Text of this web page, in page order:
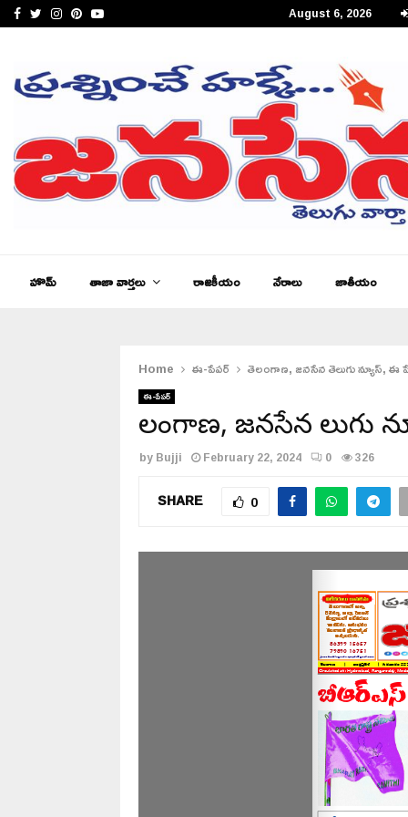
Facebook
Twitter
Instagram
Pinterest
Youtube August 6, 2026
జనసేన తెలుగు న్యూస్ ఆంధ్రప్రదేశ్ ఈ – పేపర్,…
హొమ్ తాజా వార్తలు రాజకీయం నేరాలు జాతీయం
Home ఈ-పేపర్ తెలంగాణ, జనసేన తెలుగు న్యూస్, ఈ
ఈ-పేపర్
తెలంగాణ, జనసేన తెలుగు
byBujji February 22, 2024 0 326
SHARE 0